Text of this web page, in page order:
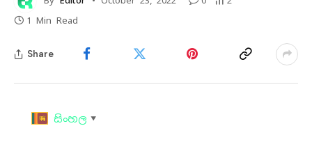
1 Min Read
Share
සිංහල ▼